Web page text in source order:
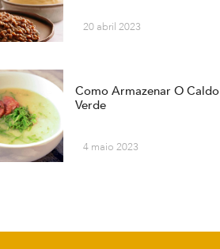
20 abril 2023
Como Armazenar O Caldo
Verde
4 maio 2023